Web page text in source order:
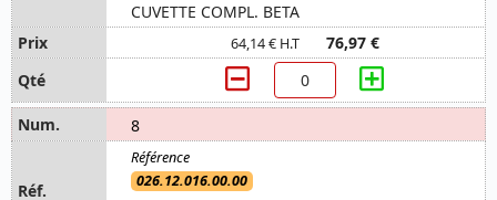
CUVETTE COMPL. BETA
64,14 € H.T 76,97 €
8
026.12.016.00.00